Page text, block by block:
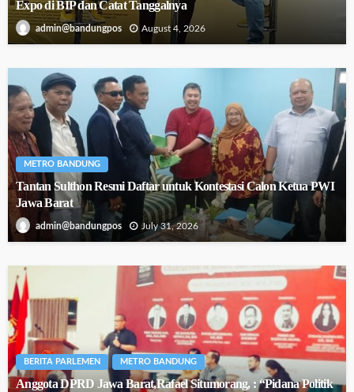
Expo di BIP dan Catat Tanggalnya
admin@bandungpos August 4, 2026
METRO BANDUNG
Tantan Sulthon Resmi Daftar untuk Kontestasi Calon Ketua PWI
Jawa Barat
admin@bandungpos July 31, 2026
BERITA PARLEMEN METRO BANDUNG
Anggota DPRD Jawa Barat,Rafael Situmorang, : “Pidana Politik